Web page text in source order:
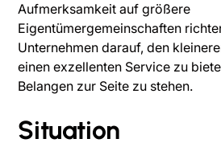
Aufmerksamkeit auf größere
Eigentümergemeinschaften
Unternehmen darauf, den
einen exzellenten Service zu
Belangen zur Seite zu stehen.
Situation